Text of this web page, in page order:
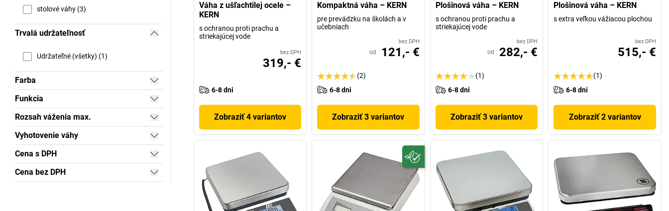
stolové váhy (3)
Trvalá udržateľnosť
Udržateľné (všetky) (1)
Farba
Funkcia
Rozsah váženia max.
Vyhotovenie váhy
Cena s DPH
Cena bez DPH
Váha z ušľachtilej ocele –
KERN
s ochranou proti prachu a
striekajúcej vode
bez DPH
319,- €
6-8 dni
Zobraziť 4 variantov
Kompaktná váha – KERN
pre prevádzku na školách a v
učebniach
bez DPH
od 121,- €
(2)
6-8 dni
Zobraziť 3 variantov
Plošinová váha – KERN
s ochranou proti prachu a
striekajúcej vode
bez DPH
od 282,- €
(1)
6-8 dni
Zobraziť 3 variantov
Plošinová váha – KERN
s extra veľkou vážiacou plochou
bez DPH
515,- €
(1)
6-8 dni
Zobraziť 2 variantov